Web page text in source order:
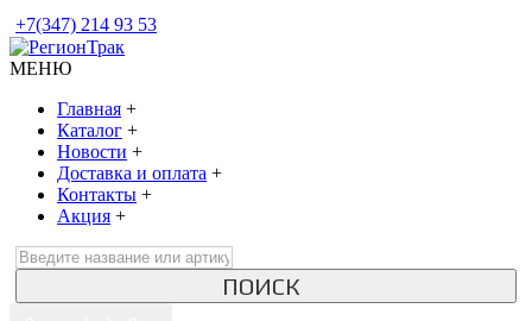
+7(347) 214 93 53
МЕНЮ
Главная +
Каталог +
Новости +
Доставка и оплата +
Контакты +
Акция +
ПОИСК